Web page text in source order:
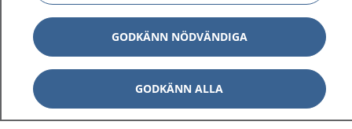
Kontakt
Behandling av personuppgifter
Hantering av kakor
GODKÄNN NÖDVÄNDIGA
GODKÄNN ALLA